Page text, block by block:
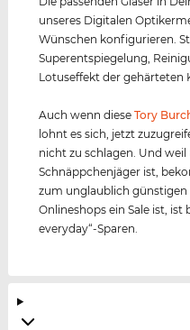
unseres Digitalen
Wünschen konfigurieren.
Superentspiegelung,
Lotuseffekt der gehärteten
Auch wenn dieseTory
lohnt es sich, jetzt
nicht zu schlagen. Und
Schnäppchenjäger ist,
zum unglaublich günstigen
Onlineshops ein Sale ist, ist
everyday“-Sparen.